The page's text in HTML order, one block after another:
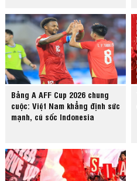
Bảng A AFF Cup 2026 chung
cuộc: Việt Nam khẳng định sức
mạnh, cú sốc Indonesia